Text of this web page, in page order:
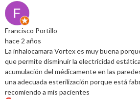
Francisco Portillo
hace 2 años
La inhalocamara Vortex es muy buena
que permite disminuir la electricidad
acumulación del médicamente en las
una adecuada esterilización porque está
recomiendo a mis pacientes